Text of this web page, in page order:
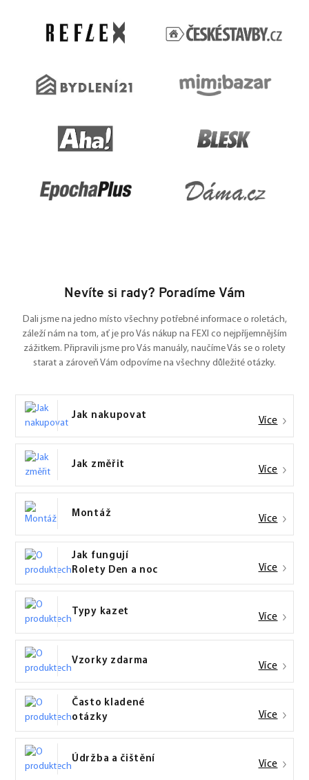
Nevíte si rady? Poradíme Vám
Dali jsme na jedno místo všechny potřebné informace o roletách,
záleží nám na tom, ať je pro Vás nákup na FEXI co nejpříjemnějším
zážitkem. Připravili jsme pro Vás manuály, naučíme Vás se o rolety
starat a zároveň Vám odpovíme na všechny důležité otázky.
Jak nakupovat Více
Jak změřit Více
Montáž Více
Jak fungují
Rolety Den a noc
Více
Typy kazet Více
Vzorky zdarma Více
Často kladené
otázky
Více
Údržba a čištění Více